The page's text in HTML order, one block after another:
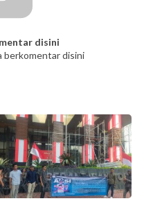
disini
berkomentar disini